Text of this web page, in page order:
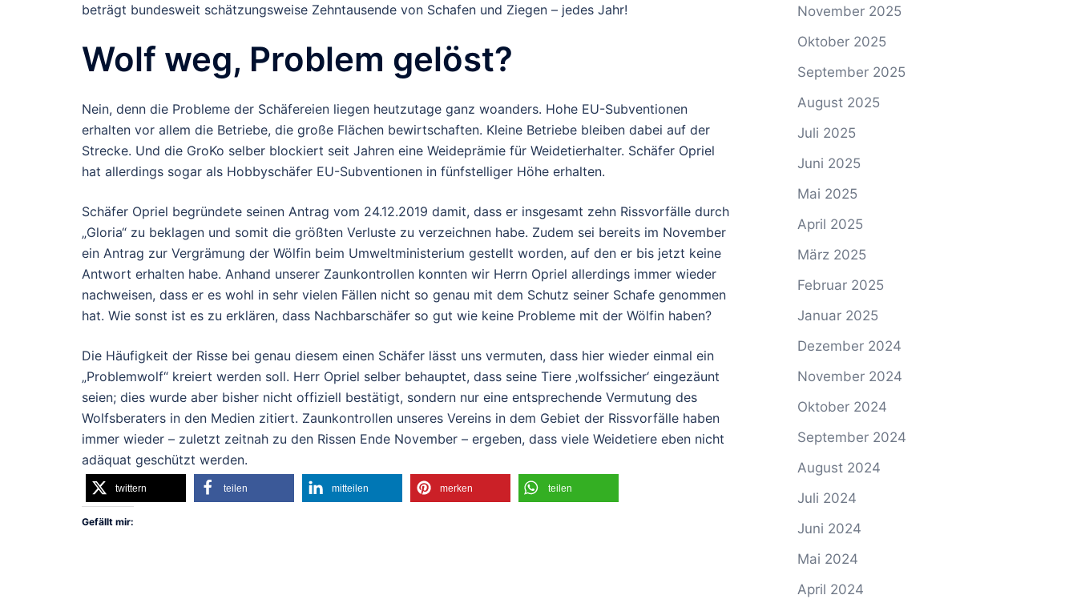
beträgt bundesweit schätzungsweise Zehntausende von Schafen und Ziegen – jedes Jahr!
Wolf weg, Problem gelöst?
Nein, denn die Probleme der Schäfereien liegen heutzutage ganz woanders. Hohe EU-Subventionen
erhalten vor allem die Betriebe, die große Flächen bewirtschaften. Kleine Betriebe bleiben dabei auf der
Strecke. Und die GroKo selber blockiert seit Jahren eine Weideprämie für Weidetierhalter. Schäfer Opriel
hat allerdings sogar als Hobbyschäfer EU-Subventionen in fünfstelliger Höhe erhalten.
Schäfer Opriel begründete seinen Antrag vom 24.12.2019 damit, dass er insgesamt zehn Rissvorfälle durch
„Gloria“ zu beklagen und somit die größten Verluste zu verzeichnen habe. Zudem sei bereits im November
ein Antrag zur Vergrämung der Wölfin beim Umweltministerium gestellt worden, auf den er bis jetzt keine
Antwort erhalten habe. Anhand unserer Zaunkontrollen konnten wir Herrn Opriel allerdings immer wieder
nachweisen, dass er es wohl in sehr vielen Fällen nicht so genau mit dem Schutz seiner Schafe genommen
hat. Wie sonst ist es zu erklären, dass Nachbarschäfer so gut wie keine Probleme mit der Wölfin haben?
Die Häufigkeit der Risse bei genau diesem einen Schäfer lässt uns vermuten, dass hier wieder einmal ein
„Problemwolf“ kreiert werden soll. Herr Opriel selber behauptet, dass seine Tiere ‚wolfssicher‘ eingezäunt
seien; dies wurde aber bisher nicht offiziell bestätigt, sondern nur eine entsprechende Vermutung des
Wolfsberaters in den Medien zitiert. Zaunkontrollen unseres Vereins in dem Gebiet der Rissvorfälle haben
immer wieder – zuletzt zeitnah zu den Rissen Ende November – ergeben, dass viele Weidetiere eben nicht
adäquat geschützt werden.
twittern teilen mitteilen merken teilen
Gefällt mir:
November 2025
Oktober 2025
September 2025
August 2025
Juli 2025
Juni 2025
Mai 2025
April 2025
März 2025
Februar 2025
Januar 2025
Dezember 2024
November 2024
Oktober 2024
September 2024
August 2024
Juli 2024
Juni 2024
Mai 2024
April 2024